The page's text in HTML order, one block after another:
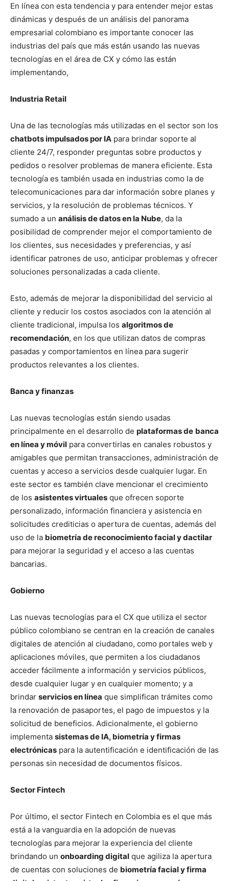
En línea con esta tendencia y para entender mejor estas
dinámicas y después de un análisis del panorama
empresarial colombiano es importante conocer las
industrias del país que más están usando las nuevas
tecnologías en el área de CX y cómo las están
implementando,
Industria Retail
Una de las tecnologías más utilizadas en el sector son los
chatbots impulsados por IA para brindar soporte al
cliente 24/7, responder preguntas sobre productos y
pedidos o resolver problemas de manera eficiente. Esta
tecnología es también usada en industrias como la de
telecomunicaciones para dar información sobre planes y
servicios, y la resolución de problemas técnicos. Y
sumado a un análisis de datos en la Nube, da la
posibilidad de comprender mejor el comportamiento de
los clientes, sus necesidades y preferencias, y así
identificar patrones de uso, anticipar problemas y ofrecer
soluciones personalizadas a cada cliente.
Esto, además de mejorar la disponibilidad del servicio al
cliente y reducir los costos asociados con la atención al
cliente tradicional, impulsa los algoritmos de
recomendación, en los que utilizan datos de compras
pasadas y comportamientos en línea para sugerir
productos relevantes a los clientes.
Banca y finanzas
Las nuevas tecnologías están siendo usadas
principalmente en el desarrollo de plataformas de banca
en línea y móvil para convertirlas en canales robustos y
amigables que permitan transacciones, administración de
cuentas y acceso a servicios desde cualquier lugar. En
este sector es también clave mencionar el crecimiento
de los asistentes virtuales que ofrecen soporte
personalizado, información financiera y asistencia en
solicitudes crediticias o apertura de cuentas, además del
uso de la biometría de reconocimiento facial y dactilar
para mejorar la seguridad y el acceso a las cuentas
bancarias.
Gobierno
Las nuevas tecnologías para el CX que utiliza el sector
público colombiano se centran en la creación de canales
digitales de atención al ciudadano, como portales web y
aplicaciones móviles, que permiten a los ciudadanos
acceder fácilmente a información y servicios públicos,
desde cualquier lugar y en cualquier momento; y a
brindar servicios en línea que simplifican trámites como
la renovación de pasaportes, el pago de impuestos y la
solicitud de beneficios. Adicionalmente, el gobierno
implementa sistemas de IA, biometría y firmas
electrónicas para la autentificación e identificación de las
personas sin necesidad de documentos físicos.
Sector Fintech
Por último, el sector Fintech en Colombia es el que más
está a la vanguardia en la adopción de nuevas
tecnologías para mejorar la experiencia del cliente
brindando un onboarding digital que agiliza la apertura
de cuentas con soluciones de biometría facial y firma